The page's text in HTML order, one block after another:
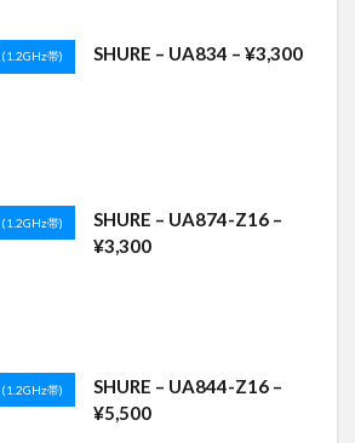
帯) SHURE – UA834 – ¥3,300
帯)
SHURE – UA874-Z16 –
¥3,300
帯)
SHURE – UA844-Z16 –
¥5,500